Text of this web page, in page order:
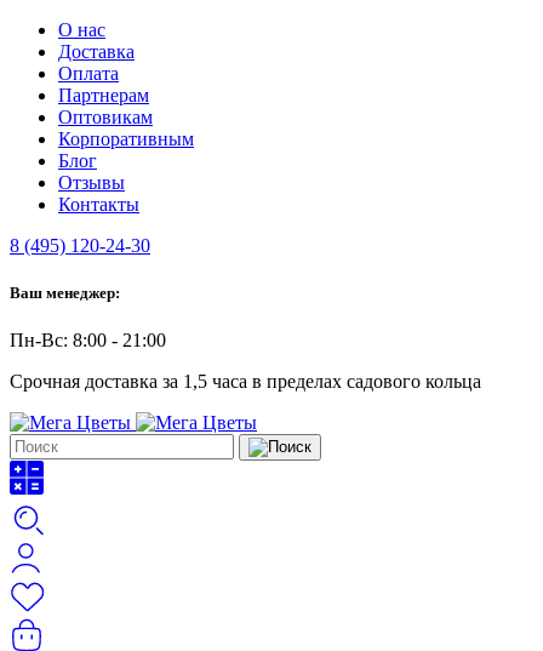
О нас
Доставка
Оплата
Партнерам
Оптовикам
Корпоративным
Блог
Отзывы
Контакты
8 (495) 120-24-30
Ваш менеджер:
Пн-Вс: 8:00 - 21:00
Срочная доставка за 1,5 часа в пределах садового кольца